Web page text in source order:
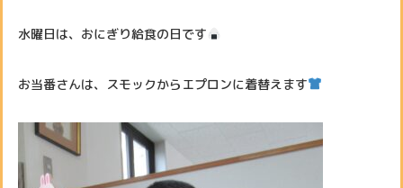
サイトマップ
アクセス
水曜日は、おにぎり給食の日です
お当番さんは、スモックからエプロンに着替えます